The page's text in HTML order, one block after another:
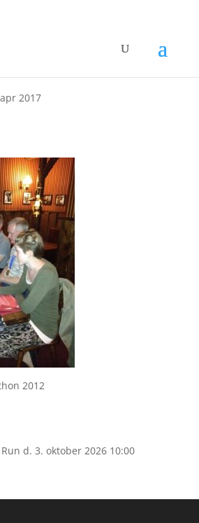
marathon-
2017
2012
d. 3. oktober 2026 10:00